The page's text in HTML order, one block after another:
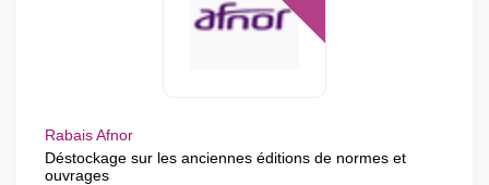
Rabais Afnor
Déstockage sur les anciennes éditions de normes et
ouvrages